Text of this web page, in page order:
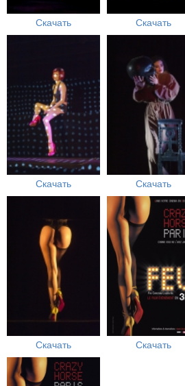
Скачать Скачать
Скачать Скачать
Скачать Скачать